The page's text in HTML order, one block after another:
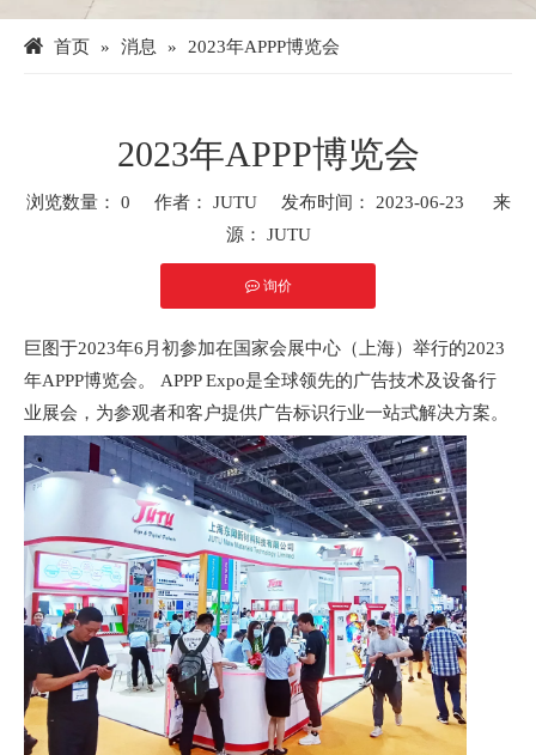
首页 » 消息 » 2023年APPP博览会
2023年APPP博览会
浏览数量： 0 作者： JUTU 发布时间： 2023-06-23 来
源： JUTU
询价
巨图于2023年6月初参加在国家会展中心（上海）举行的2023
年APPP博览会。 APPP Expo是全球领先的广告技术及设备行
业展会，为参观者和客户提供广告标识行业一站式解决方案。